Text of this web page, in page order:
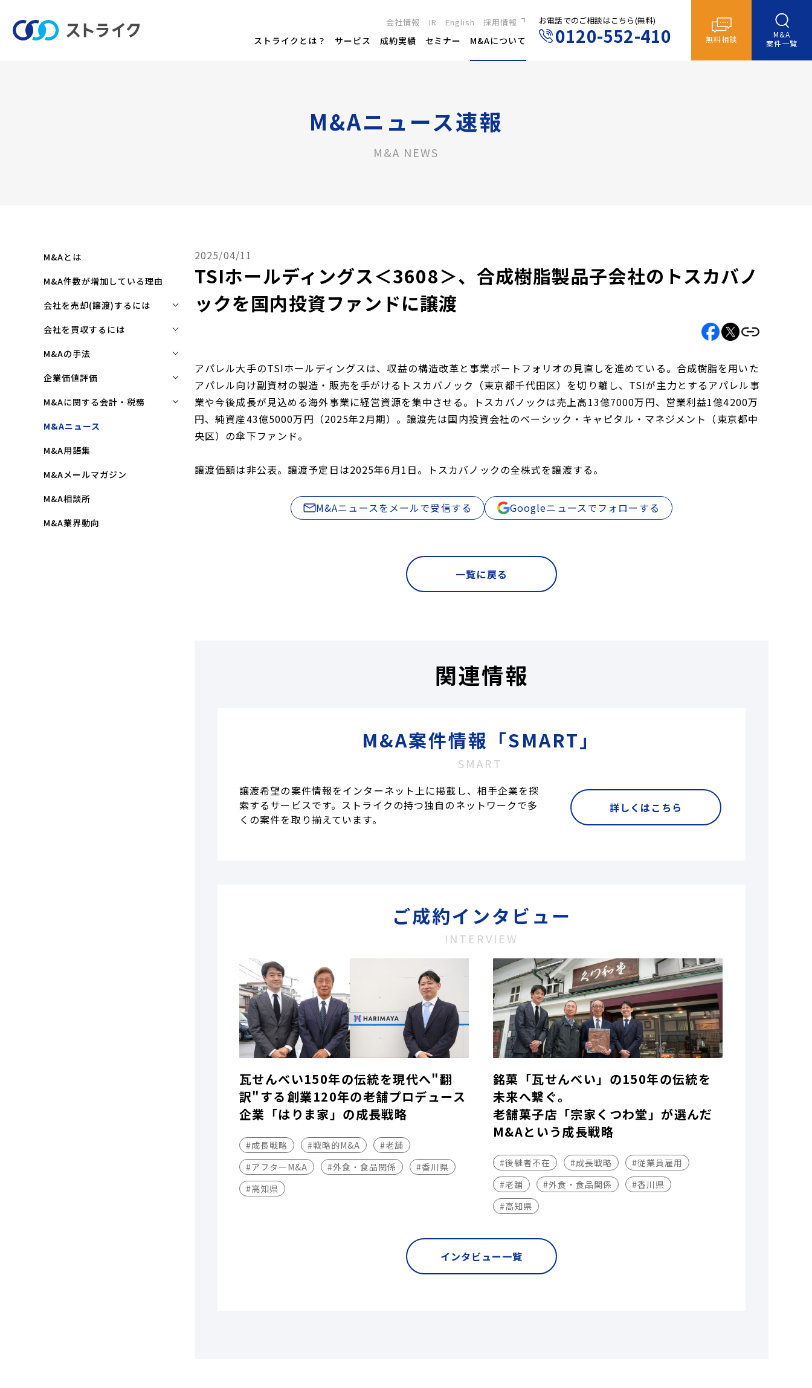
会社情報 IR English 採用情報
新卒採用
キャリア採用
ストライクとは？ サービス 成約実績 セミナー M&Aについて
お電話でのご相談はこちら(無料)
0120-552-410 無料相談
M&A
案件一覧
M&Aニュース速報
M&A NEWS
M&Aとは
M&A件数が増加している理由
会社を売却(譲渡)するには
会社を売却(譲渡)するには
M&Aで売れる会社の条件とは
M&Aで買い手はここを見る
会社を買収するには
会社を買収するには
企業買収を成功させるポイント
買収監査(デューディリジェン
ス)とは
クロージングと引継ぎ
企業買収の流れと手順
M&Aの手法
株式譲渡
第三者割当増資
資本業務提携
企業価値評価
企業価値評価(バリュエーショ
企業評価と売買価格の違い
中小企業M&Aにおける企業価値
ン)の算定方法
純資産法(コストアプローチ)
M&Aに関する会計・税務
株式譲渡にかかる税金(個人・
事業譲渡にかかる税金(個人・
法人)
M&Aにおける節税(役職退職金
スキーム)
赤字・債務超過会社の買収制限
M&Aニュース
M&A用語集
M&Aメールマガジン
M&A相談所
M&A業界動向
2025/04/11
TSIホールディングス＜3608＞、合成樹脂製品子会社のトスカバノ
ックを国内投資ファンドに譲渡
アパレル大手のTSIホールディングスは、収益の構造改革と事業ポートフォリオの見直しを進めている。合成樹脂を用いた
アパレル向け副資材の製造・販売を手がけるトスカバノック（東京都千代田区）を切り離し、TSIが主力とするアパレル事
業や今後成長が見込める海外事業に経営資源を集中させる。トスカバノックは売上高13億7000万円、営業利益1億4200万
円、純資産43億5000万円（2025年2月期）。譲渡先は国内投資会社のベーシック・キャピタル・マネジメント（東京都中
央区）の傘下ファンド。
譲渡価額は非公表。譲渡予定日は2025年6月1日。トスカバノックの全株式を譲渡する。
M&Aニュースをメールで受信する Googleニュースでフォローする
一覧に戻る
関連情報
M&A案件情報「SMART」
SMART
譲渡希望の案件情報をインターネット上に掲載し、相手企業を探
索するサービスです。ストライクの持つ独自のネットワークで多
くの案件を取り揃えています。
詳しくはこちら
ご成約インタビュー
INTERVIEW
瓦せんべい150年の伝統を現代へ"翻
訳"する――創業120年の老舗プロデュース
企業「はりま家」の成長戦略
#成長戦略 #戦略的M&A
#老舗
#アフターM&A
#外食・食品関係
#香川県
#高知県
銘菓「瓦せんべい」の150年の伝統を
未来へ繋ぐ。
老舗菓子店「宗家くつわ堂」が選んだ
M&Aという成長戦略
#後継者不在 #成長戦略
#従業員雇用
#老舗
#外食・食品関係
#香川県
#高知県
インタビュー一覧